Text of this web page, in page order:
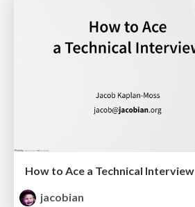
How to Ace a Technical Interview
jacobian